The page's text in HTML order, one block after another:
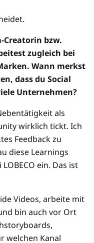
Creatorin bzw.
zugleich bei
Wann merkst
dass du Social
Unternehmen?
als
wirklich tickt. Ich
Feedback zu
diese Learnings
ein. Das ist
Videos, arbeite mit
bin auch vor Ort
welchen Kanal